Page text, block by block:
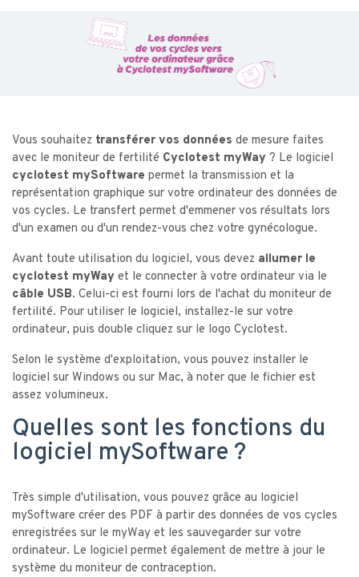
Vous souhaitez transférer vos données de mesure faites
avec le moniteur de fertilité Cyclotest myWay ? Le logiciel
cyclotest mySoftware permet la transmission et la
représentation graphique sur votre ordinateur des données de
vos cycles. Le transfert permet d'emmener vos résultats lors
d'un examen ou d'un rendez-vous chez votre gynécologue.
Avant toute utilisation du logiciel, vous devez allumer le
cyclotest myWay et le connecter à votre ordinateur via le
câble USB. Celui-ci est fourni lors de l'achat du moniteur de
fertilité. Pour utiliser le logiciel, installez-le sur votre
ordinateur, puis double cliquez sur le logo Cyclotest.
Selon le système d'exploitation, vous pouvez installer le
logiciel sur Windows ou sur Mac, à noter que le fichier est
assez volumineux.
Quelles sont les fonctions du
logiciel mySoftware ?
Très simple d'utilisation, vous pouvez grâce au logiciel
mySoftware créer des PDF à partir des données de vos cycles
enregistrées sur le myWay et les sauvegarder sur votre
ordinateur. Le logiciel permet également de mettre à jour le
système du moniteur de contraception.